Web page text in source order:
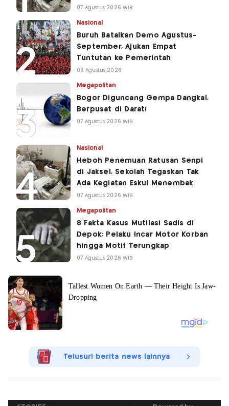
07 Agustus 2026 WIB
Nasional
Buruh Batalkan Demo Agustus-
September, Ajukan Empat
Tuntutan ke Pemerintah
06 Agustus 2026
Megapolitan
Bogor Diguncang Gempa Dangkal,
Berpusat di Darat!
07 Agustus 2026 WIB
Nasional
Heboh Penemuan Ratusan Senpi
di Jaksel, Sekolah Tegaskan Tak
Ada Kegiatan Eskul Menembak
07 Agustus 2026 WIB
Megapolitan
8 Fakta Kasus Mutilasi Sadis di
Depok: Pelaku Incar Motor Korban
hingga Motif Terungkap
07 Agustus 2026 WIB
Telusuri berita news lainnya